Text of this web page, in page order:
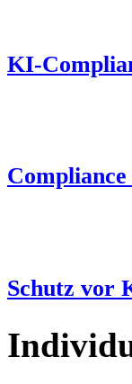
KI-
Schutz vor